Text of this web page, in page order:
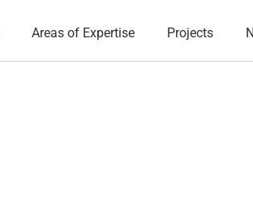
Areas of Expertise Projects